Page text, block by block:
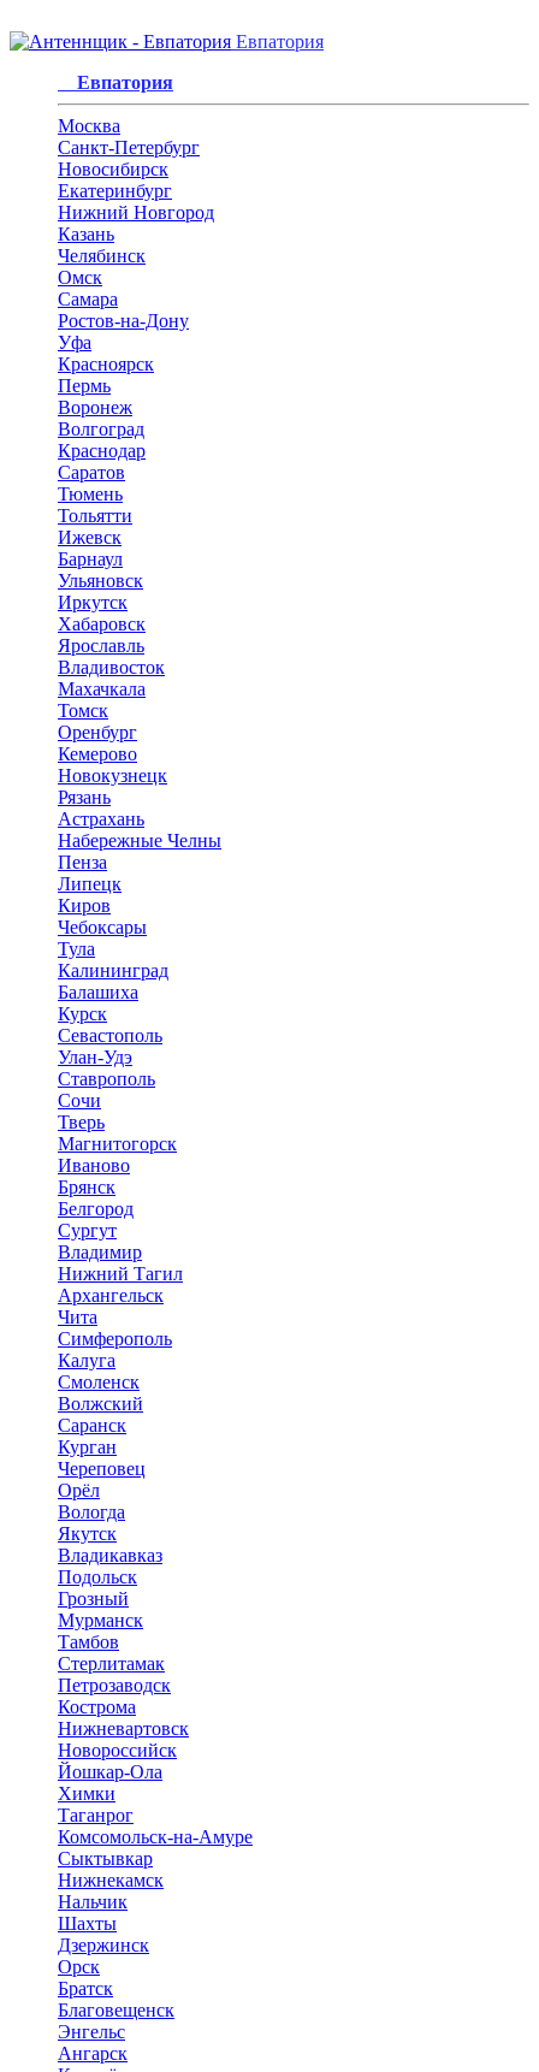
Евпатория
Евпатория
Москва
Санкт-Петербург
Новосибирск
Екатеринбург
Нижний Новгород
Казань
Челябинск
Омск
Самара
Ростов-на-Дону
Уфа
Красноярск
Пермь
Воронеж
Волгоград
Краснодар
Саратов
Тюмень
Тольятти
Ижевск
Барнаул
Ульяновск
Иркутск
Хабаровск
Ярославль
Владивосток
Махачкала
Томск
Оренбург
Кемерово
Новокузнецк
Рязань
Астрахань
Набережные Челны
Пенза
Липецк
Киров
Чебоксары
Тула
Калининград
Балашиха
Курск
Севастополь
Улан-Удэ
Ставрополь
Сочи
Тверь
Магнитогорск
Иваново
Брянск
Белгород
Сургут
Владимир
Нижний Тагил
Архангельск
Чита
Симферополь
Калуга
Смоленск
Волжский
Саранск
Курган
Череповец
Орёл
Вологда
Якутск
Владикавказ
Подольск
Грозный
Мурманск
Тамбов
Стерлитамак
Петрозаводск
Кострома
Нижневартовск
Новороссийск
Йошкар-Ола
Химки
Таганрог
Комсомольск-на-Амуре
Сыктывкар
Нижнекамск
Нальчик
Шахты
Дзержинск
Орск
Братск
Благовещенск
Энгельс
Ангарск